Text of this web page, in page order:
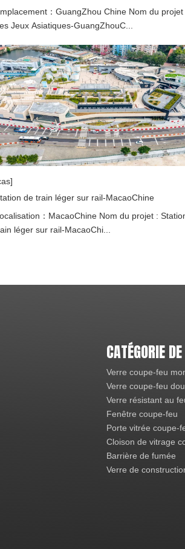
：GuangZhou Chine Nom du projet
Jeux Asiatiques-GuangZhouC...
de train léger sur rail-MacaoChine
：MacaoChine Nom du projet :
léger sur rail-MacaoChi...
CATÉGORIE
Verre coupe-feu
Verre coupe-feu
Verre résistant au
Fenêtre coupe-feu
Porte vitrée coupe-
Cloison de vitrage
Barrière de fumée
Verre de